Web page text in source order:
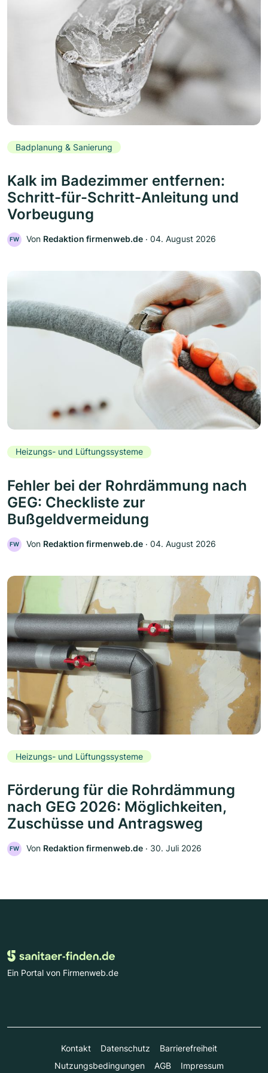
Badplanung & Sanierung
Kalk im Badezimmer entfernen:
Schritt-für-Schritt-Anleitung und
Vorbeugung
FW Von Redaktion firmenweb.de ‧ 04. August 2026
Heizungs- und Lüftungssysteme
Fehler bei der Rohrdämmung nach
GEG: Checkliste zur
Bußgeldvermeidung
FW Von Redaktion firmenweb.de ‧ 04. August 2026
Heizungs- und Lüftungssysteme
Förderung für die Rohrdämmung
nach GEG 2026: Möglichkeiten,
Zuschüsse und Antragsweg
FW Von Redaktion firmenweb.de ‧ 30. Juli 2026
Ein Portal von Firmenweb.de
Kontakt Datenschutz
Barrierefreiheit
Nutzungsbedingungen
AGB Impressum